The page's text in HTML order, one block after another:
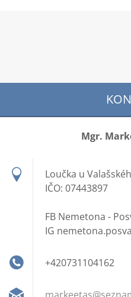
Mgr.
Loučka u
IČO: 07443897
FB Nemetona -
IG
+420731104162